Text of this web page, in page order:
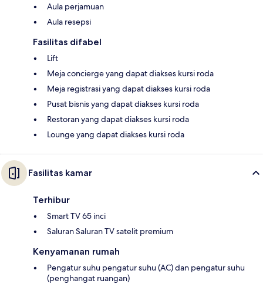
Aula perjamuan
Aula resepsi
Fasilitas difabel
Lift
Meja concierge yang dapat diakses kursi roda
Meja registrasi yang dapat diakses kursi roda
Pusat bisnis yang dapat diakses kursi roda
Restoran yang dapat diakses kursi roda
Lounge yang dapat diakses kursi roda
Fasilitas kamar
Terhibur
Smart TV 65 inci
Saluran Saluran TV satelit premium
Kenyamanan rumah
Pengatur suhu pengatur suhu (AC) dan pengatur suhu
(penghangat ruangan)